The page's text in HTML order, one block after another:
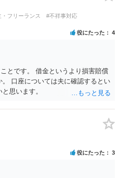
フリーランス
#不祥事対応
役にたった 4
とです。 借金というより損害賠償
口座については夫に確認するとい
思います。
役にたった 3